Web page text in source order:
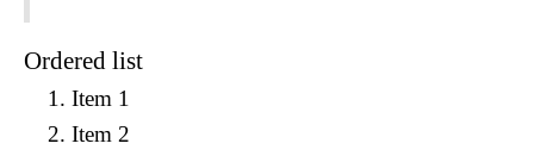
Ordered list
Item 1
Item 2